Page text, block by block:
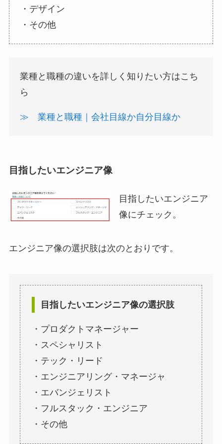
・デザイン
・その他
業種と職種の違いを詳しく知りたい方はこち
ら
≫ 業種と職種｜会社目線か自分目線か
目指したいエンジニア像
目指したいエンジニア
像にチェック。
エンジニア像の選択肢は次のとおりです。
目指したいエンジニア像の選択肢
・プロダクトマネージャー
・スペシャリスト
・テック・リード
・エンジニアリング・マネージャ
・エバンジェリスト
・フルスタック・エンジニア
・その他